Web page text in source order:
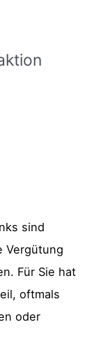
sind
Vergütung
Für Sie hat
oftmals
oder